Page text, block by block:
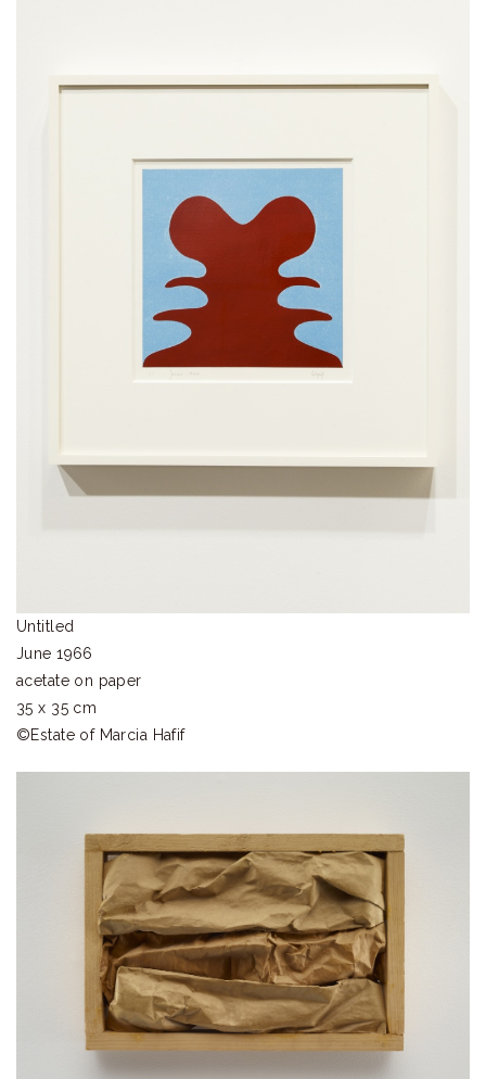
Untitled
June 1966
acetate on paper
35 x 35 cm
©︎Estate of Marcia Hafif